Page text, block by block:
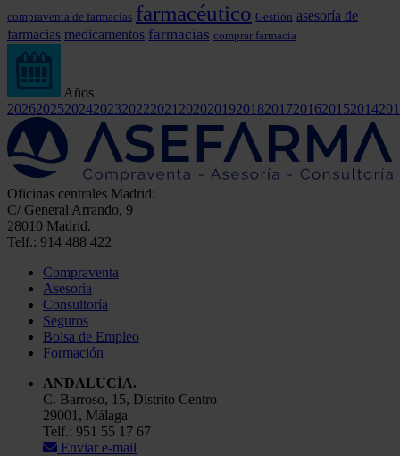
compraventa de farmacias farmacéutico Gestión asesoría de
farmacias medicamentos farmacias comprar farmacia
Años
202620252024202320222021 2020201920182017201620152014
Oficinas centrales Madrid:
C/ General Arrando, 9
28010 Madrid.
Telf.: 914 488 422
Compraventa
Asesoría
Consultoría
Seguros
Bolsa de Empleo
Formación
ANDALUCÍA.
C. Barroso, 15, Distrito Centro
29001, Málaga
Telf.: 951 55 17 67
Enviar e-mail